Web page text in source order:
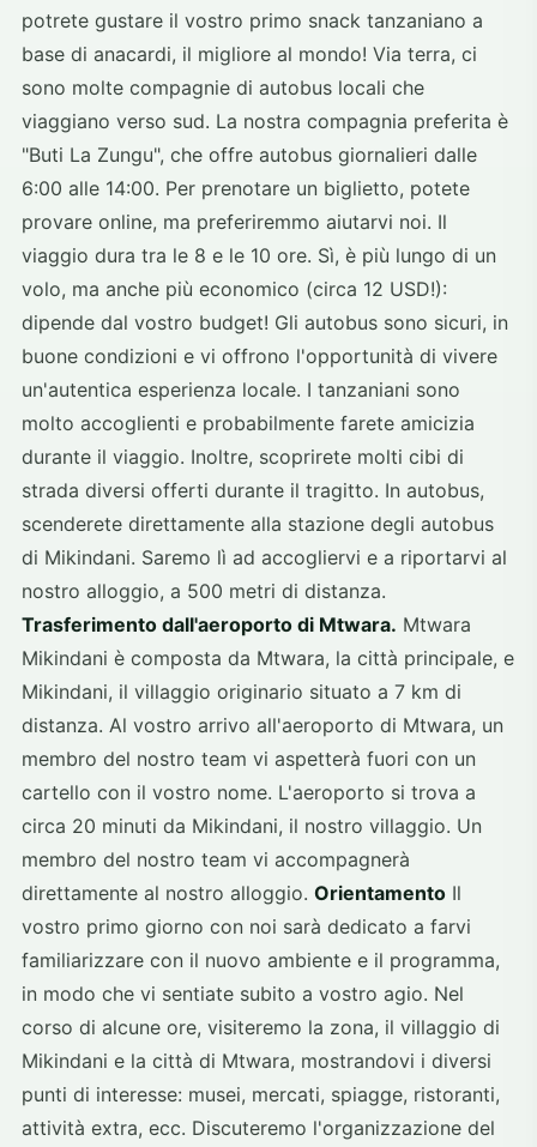
potrete gustare il vostro primo snack tanzaniano a
base di anacardi, il migliore al mondo! Via terra, ci
sono molte compagnie di autobus locali che
viaggiano verso sud. La nostra compagnia preferita è
"Buti La Zungu", che offre autobus giornalieri dalle
6:00 alle 14:00. Per prenotare un biglietto, potete
provare online, ma preferiremmo aiutarvi noi. Il
viaggio dura tra le 8 e le 10 ore. Sì, è più lungo di un
volo, ma anche più economico (circa 12 USD!):
dipende dal vostro budget! Gli autobus sono sicuri, in
buone condizioni e vi offrono l'opportunità di vivere
un'autentica esperienza locale. I tanzaniani sono
molto accoglienti e probabilmente farete amicizia
durante il viaggio. Inoltre, scoprirete molti cibi di
strada diversi offerti durante il tragitto. In autobus,
scenderete direttamente alla stazione degli autobus
di Mikindani. Saremo lì ad accogliervi e a riportarvi al
nostro alloggio, a 500 metri di distanza.
Trasferimento dall'aeroporto di Mtwara. Mtwara
Mikindani è composta da Mtwara, la città principale, e
Mikindani, il villaggio originario situato a 7 km di
distanza. Al vostro arrivo all'aeroporto di Mtwara, un
membro del nostro team vi aspetterà fuori con un
cartello con il vostro nome. L'aeroporto si trova a
circa 20 minuti da Mikindani, il nostro villaggio. Un
membro del nostro team vi accompagnerà
direttamente al nostro alloggio. Orientamento Il
vostro primo giorno con noi sarà dedicato a farvi
familiarizzare con il nuovo ambiente e il programma,
in modo che vi sentiate subito a vostro agio. Nel
corso di alcune ore, visiteremo la zona, il villaggio di
Mikindani e la città di Mtwara, mostrandovi i diversi
punti di interesse: musei, mercati, spiagge, ristoranti,
attività extra, ecc. Discuteremo l'organizzazione del